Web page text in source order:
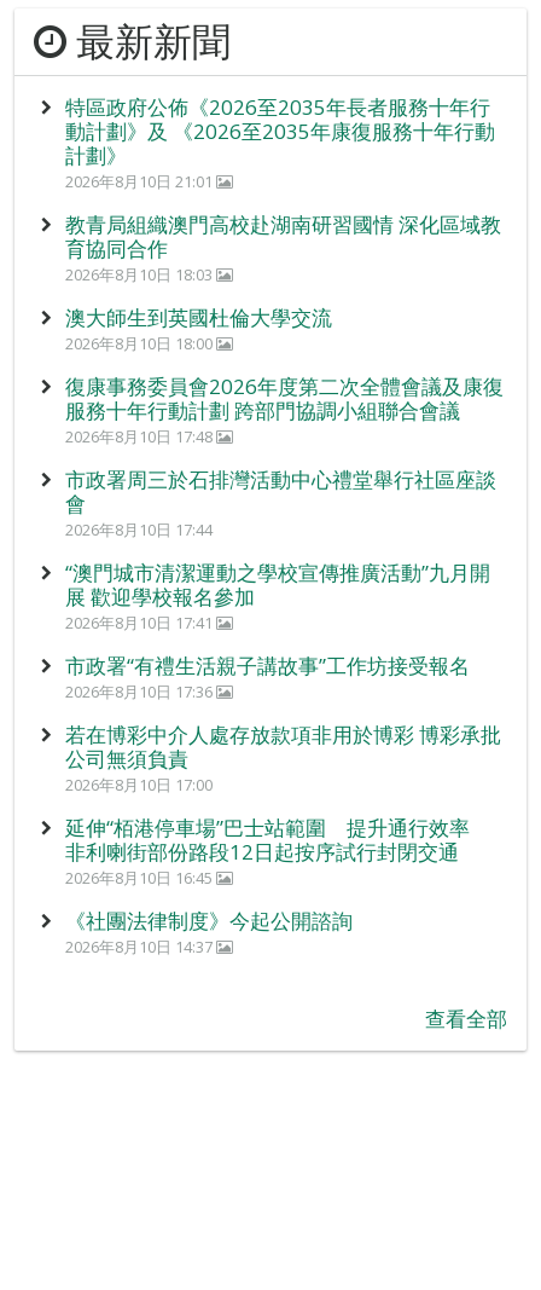
最新新聞
特區政府公佈《2026至2035年長者服務十年行
動計劃》及 《2026至2035年康復服務十年行動
計劃》
2026年8月10日 21:01
教青局組織澳門高校赴湖南研習國情 深化區域教
育協同合作
2026年8月10日 18:03
澳大師生到英國杜倫大學交流
2026年8月10日 18:00
復康事務委員會2026年度第二次全體會議及康復
服務十年行動計劃 跨部門協調小組聯合會議
2026年8月10日 17:48
市政署周三於石排灣活動中心禮堂舉行社區座談
會
2026年8月10日 17:44
“澳門城市清潔運動之學校宣傳推廣活動”九月開
展 歡迎學校報名參加
2026年8月10日 17:41
市政署“有禮生活親子講故事”工作坊接受報名
2026年8月10日 17:36
若在博彩中介人處存放款項非用於博彩 博彩承批
公司無須負責
2026年8月10日 17:00
延伸“栢港停車場”巴士站範圍 提升通行效率
非利喇街部份路段12日起按序試行封閉交通
2026年8月10日 16:45
《社團法律制度》今起公開諮詢
2026年8月10日 14:37
查看全部